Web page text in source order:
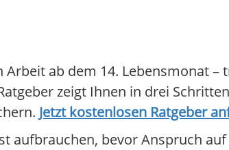
ab dem 14. Lebensmonat –
zeigt Ihnen in drei
Jetzt kostenlosen Ratgeber
aufbrauchen, bevor Anspruch